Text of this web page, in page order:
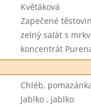
Květáková
Zapečené
zelný salát s
koncentrát
Chléb,
Jablko , jablko